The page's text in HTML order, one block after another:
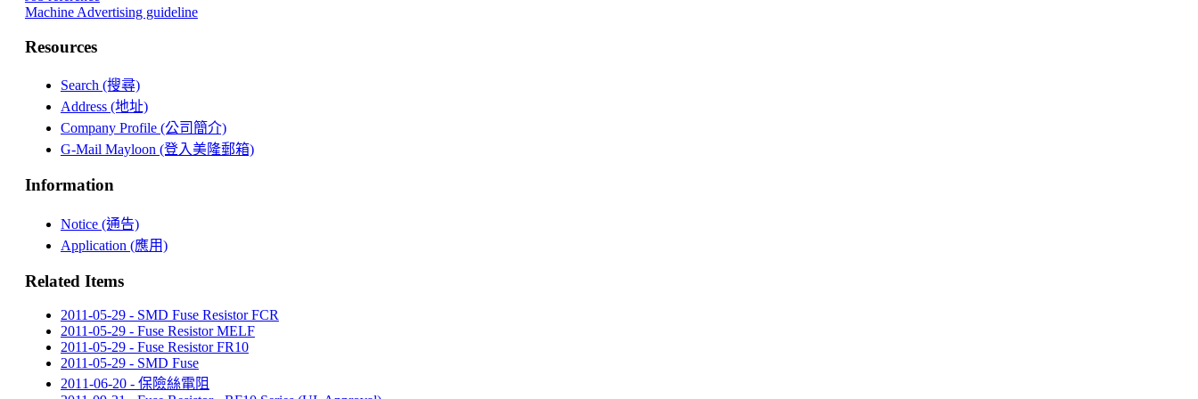
Machine Advertising guideline
Resources
Search (搜尋)
Address (地址)
Company Profile (公司簡介)
G-Mail Mayloon (登入美隆郵箱)
Information
Notice (通告)
Application (應用)
Related Items
2011-05-29 - SMD Fuse Resistor FCR
2011-05-29 - Fuse Resistor MELF
2011-05-29 - Fuse Resistor FR10
2011-05-29 - SMD Fuse
2011-06-20 - 保險絲電阻